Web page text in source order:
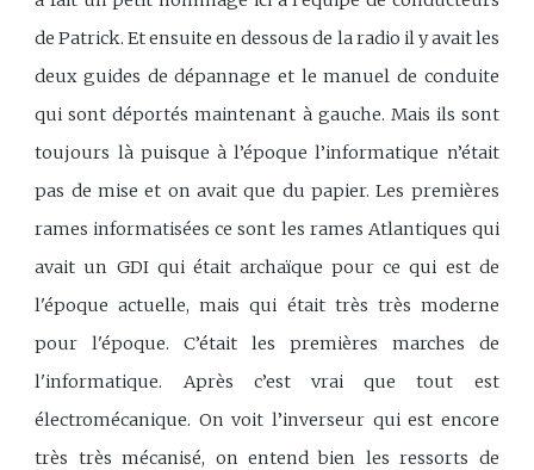
de Patrick. Et ensuite en dessous de la radio il y avait les
deux guides de dépannage et le manuel de conduite
qui sont déportés maintenant à gauche. Mais ils sont
toujours là puisque à l’époque l’informatique n’était
pas de mise et on avait que du papier. Les premières
rames informatisées ce sont les rames Atlantiques qui
avait un GDI qui était archaïque pour ce qui est de
l'époque actuelle, mais qui était très très moderne
pour l'époque. C’était les premières marches de
l'informatique. Après c’est vrai que tout est
électromécanique. On voit l’inverseur qui est encore
très très mécanisé, on entend bien les ressorts de